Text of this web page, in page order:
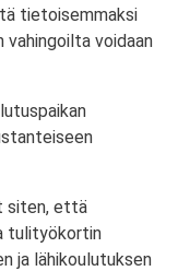
tietoisemmaksi
voidaan
siten, että
tulityökortin
ja lähikoulutuksen